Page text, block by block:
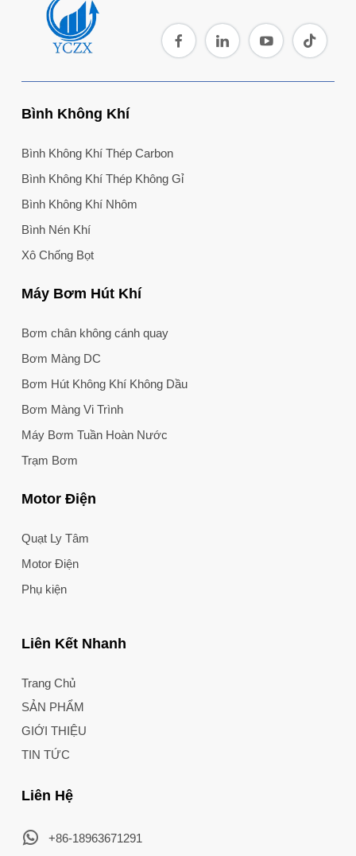
Bình Không Khí
Bình Không Khí Thép Carbon
Bình Không Khí Thép Không Gỉ
Bình Không Khí Nhôm
Bình Nén Khí
Xô Chống Bọt
Máy Bơm Hút Khí
Bơm chân không cánh quay
Bơm Màng DC
Bơm Hút Không Khí Không Dầu
Bơm Màng Vi Trình
Máy Bơm Tuần Hoàn Nước
Trạm Bơm
Motor Điện
Quạt Ly Tâm
Motor Điện
Phụ kiện
Liên Kết Nhanh
Trang Chủ
SẢN PHẨM
GIỚI THIỆU
TIN TỨC
Liên Hệ
+86-18963671291